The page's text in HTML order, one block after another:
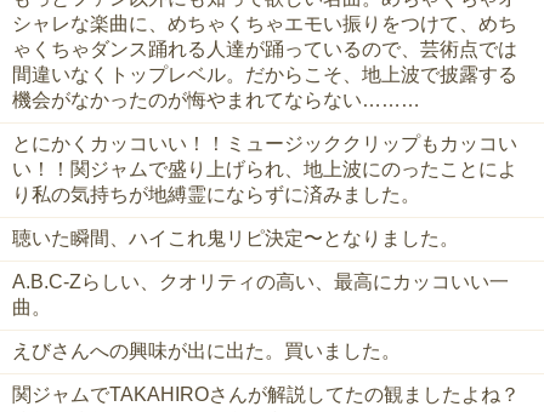
シャレな楽曲に、めちゃくちゃエモい振りをつけて、めち
ゃくちゃダンス踊れる人達が踊っているので、芸術点では
間違いなくトップレベル。だからこそ、地上波で披露する
機会がなかったのが悔やまれてならない………
とにかくカッコいい！！ミュージッククリップもカッコい
い！！関ジャムで盛り上げられ、地上波にのったことによ
り私の気持ちが地縛霊にならずに済みました。
聴いた瞬間、ハイこれ鬼リピ決定〜となりました。
A.B.C-Zらしい、クオリティの高い、最高にカッコいい一
曲。
えびさんへの興味が出に出た。買いました。
関ジャムでTAKAHIROさんが解説してたの観ましたよね？